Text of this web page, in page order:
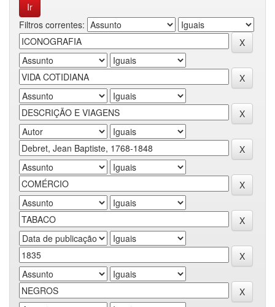
Filtros correntes: